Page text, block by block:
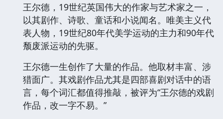
王尔德，19世纪英国伟大的作家与艺术家之一，
以其剧作、诗歌、童话和小说闻名。唯美主义代
表人物，19世纪80年代美学运动的主力和90年代
颓废派运动的先驱。
王尔德一生创作了大量的作品。他取材丰富、涉
猎面广。其戏剧作品尤其是四部喜剧对话中的语
言，每个词汇都值得推敲，被评为“王尔德的戏剧
作品，改一字不易。”